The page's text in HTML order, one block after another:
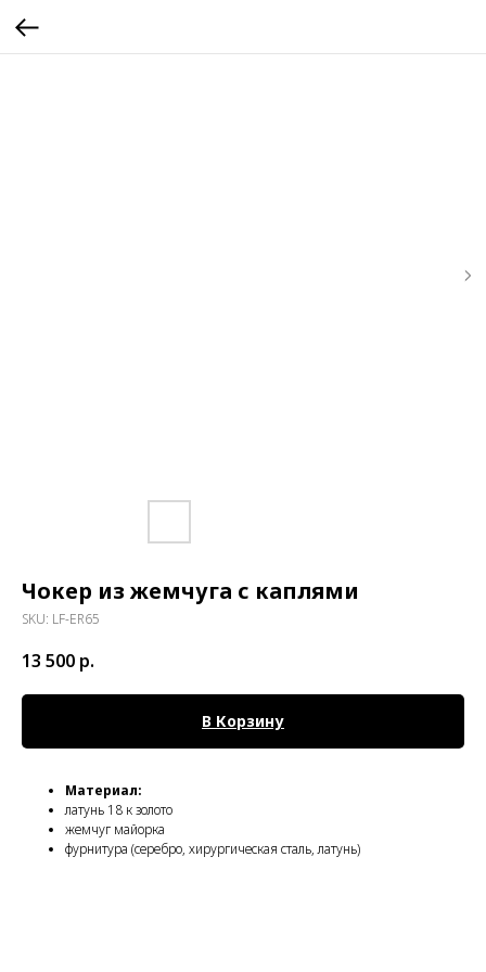
Чокер из жемчуга с каплями
SKU: LF-ER65
13 500 р.
В Корзину
Материал:
латунь 18 к золото
жемчуг майорка
фурнитура (серебро, хирургическая сталь, латунь)